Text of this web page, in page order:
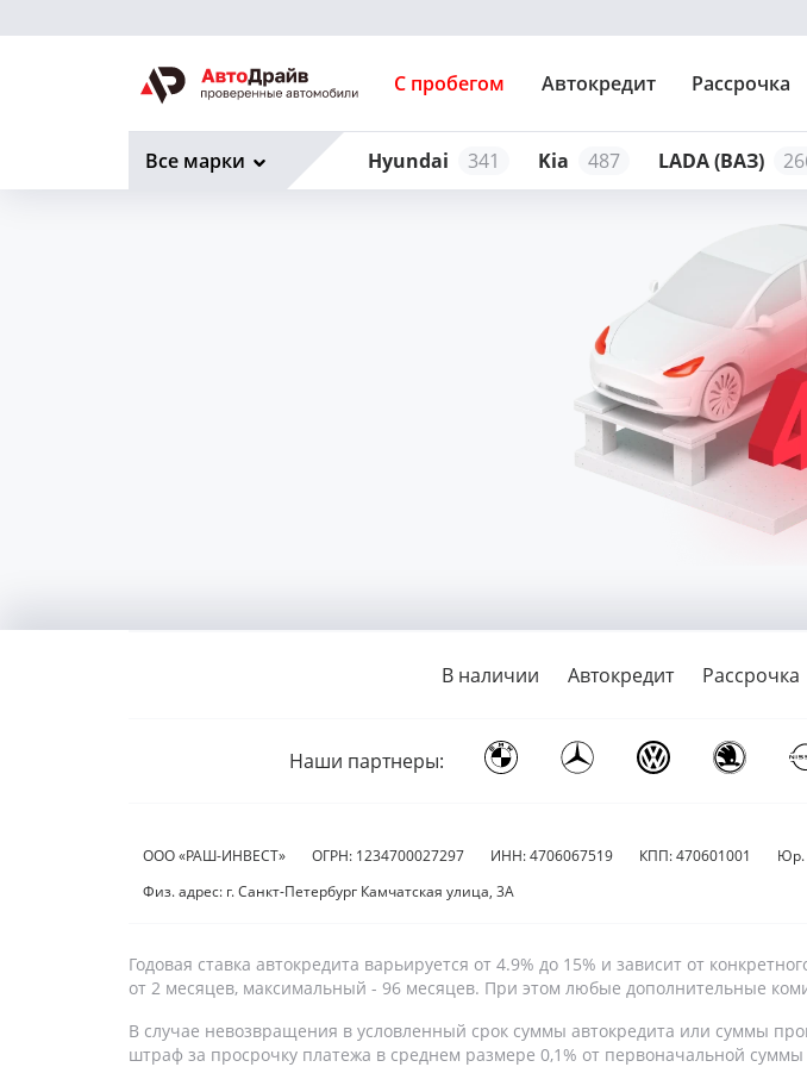
С пробегом Автокредит Рассрочка
Hyundai 341 Kia 487 LADA (ВАЗ)
Все марки
В наличии Автокредит Рассрочка
Наши партнеры:
ООО «РАШ-ИНВЕСТ» ОГРН: 1234700027297 ИНН: 4706067519 КПП: 470601001
Юр.
Физ. адрес: г. Санкт-Петербург Камчатская улица, 3А
Годовая ставка автокредита варьируется от 4.9% до 15% и зависит от
от 2 месяцев, максимальный - 96 месяцев. При этом любые дополнительные
В случае невозвращения в условленный срок суммы автокредита или суммы
штраф за просрочку платежа в среднем размере 0,1% от первоначальной